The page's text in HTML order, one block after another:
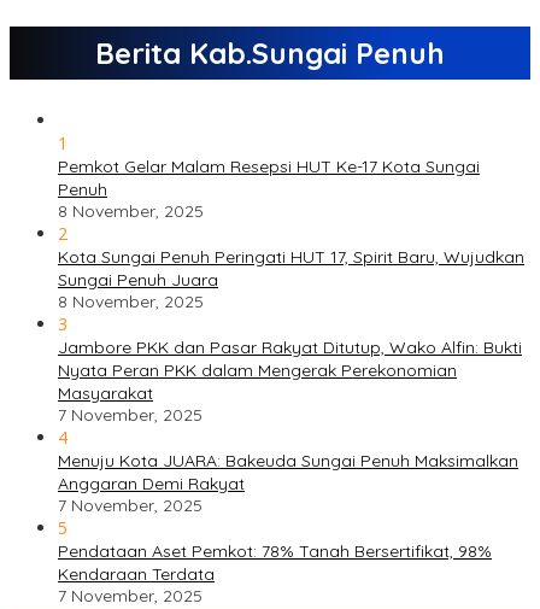
Berita Kab.Sungai Penuh
1
Pemkot Gelar Malam Resepsi HUT Ke-17 Kota Sungai
Penuh
8 November, 2025
2
Kota Sungai Penuh Peringati HUT 17, Spirit Baru, Wujudkan
Sungai Penuh Juara
8 November, 2025
3
Jambore PKK dan Pasar Rakyat Ditutup, Wako Alfin: Bukti
Nyata Peran PKK dalam Mengerak Perekonomian
Masyarakat
7 November, 2025
4
Menuju Kota JUARA: Bakeuda Sungai Penuh Maksimalkan
Anggaran Demi Rakyat
7 November, 2025
5
Pendataan Aset Pemkot: 78% Tanah Bersertifikat, 98%
Kendaraan Terdata
7 November, 2025